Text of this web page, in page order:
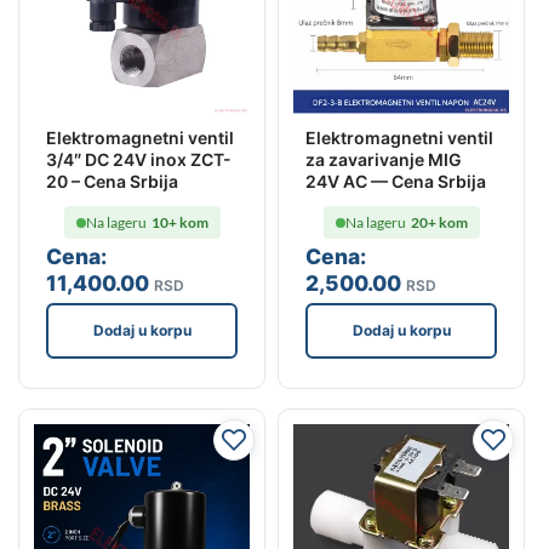
Elektromagnetni ventil
3/4″ DC 24V inox ZCT-
20 – Cena Srbija
Cena:
11,400.00 RSD
Na lageru 10+ kom
Dodaj u korpu
Elektromagnetni ventil
za zavarivanje MIG
24V AC — Cena Srbija
Cena:
2,500.00 RSD
Na lageru 20+ kom
Dodaj u korpu